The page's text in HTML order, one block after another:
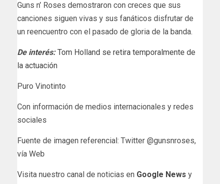
Guns n’ Roses demostraron con creces que sus
canciones siguen vivas y sus fanáticos disfrutar de
un reencuentro con el pasado de gloria de la banda.
De interés:Tom Holland se retira temporalmente de
la actuación
Puro Vinotinto
Con información de medios internacionales y redes
sociales
Fuente de imagen referencial: Twitter @gunsnroses,
vía Web
Visita nuestro canal de noticias en Google News y